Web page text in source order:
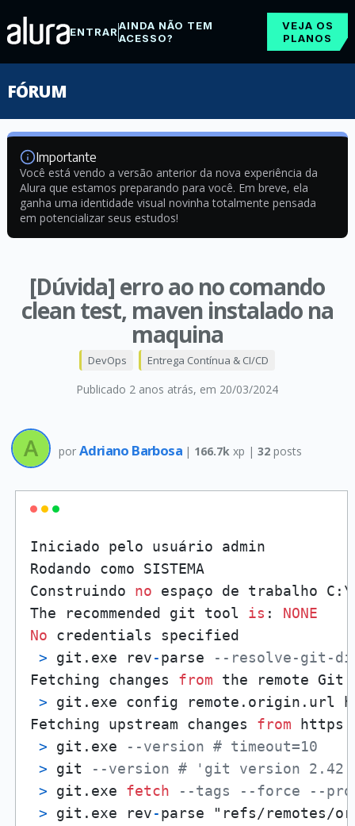
ENTRARAINDA NÃO TEM
ACESSO?
VEJA OS
PLANOS
FÓRUM
Importante
Você está vendo a versão anterior da nova experiência da
Alura que estamos preparando para você. Em breve, ela
ganha uma identidade visual novinha totalmente pensada
em potencializar seus estudos!
[Dúvida] erro ao no comando
clean test, maven instalado na
maquina
Publicado 2 anos atrás, em 20/03/2024
DevOps Entrega Contínua & CI/CD
por Adriano Barbosa | 166.7k xp |32 posts
Iniciado pelo usuário admin
Rodando como SISTEMA
Construindo no espaço de trabalho
The recommended git tool is : NONE
No credentials specified
> git.exe rev-parse
--resolve-git-dir
Fetching changes from the remote Git
> git.exe config remote.origin.url
Fetching upstream changes from https:
> git.exe
--version # timeout=10
> git
--version # 'git version
> git.exe fetch
--tags --force --
> git.exe rev-parse "refs/remotes/